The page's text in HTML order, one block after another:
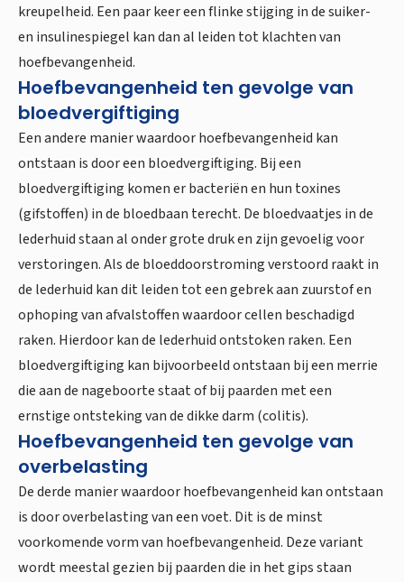
kreupelheid. Een paar keer een flinke stijging in de suiker-
en insulinespiegel kan dan al leiden tot klachten van
hoefbevangenheid.
Hoefbevangenheid ten gevolge van
bloedvergiftiging
Een andere manier waardoor hoefbevangenheid kan
ontstaan is door een bloedvergiftiging. Bij een
bloedvergiftiging komen er bacteriën en hun toxines
(gifstoffen) in de bloedbaan terecht. De bloedvaatjes in de
lederhuid staan al onder grote druk en zijn gevoelig voor
verstoringen. Als de bloeddoorstroming verstoord raakt in
de lederhuid kan dit leiden tot een gebrek aan zuurstof en
ophoping van afvalstoffen waardoor cellen beschadigd
raken. Hierdoor kan de lederhuid ontstoken raken. Een
bloedvergiftiging kan bijvoorbeeld ontstaan bij een merrie
die aan de nageboorte staat of bij paarden met een
ernstige ontsteking van de dikke darm (colitis).
Hoefbevangenheid ten gevolge van
overbelasting
De derde manier waardoor hoefbevangenheid kan ontstaan
is door overbelasting van een voet. Dit is de minst
voorkomende vorm van hoefbevangenheid. Deze variant
wordt meestal gezien bij paarden die in het gips staan